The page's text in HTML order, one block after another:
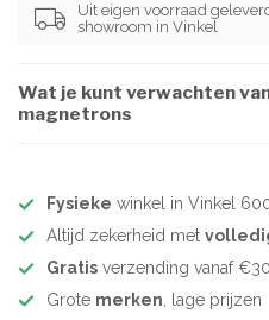
Uit eigen voorraad
showroom in Vinkel
Wat je kunt verwachten
magnetrons
Fysieke winkel in Vinkel
Altijd zekerheid met
Gratis verzending vanaf
Grote merken, lage prijzen